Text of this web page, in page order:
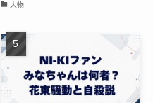
人物